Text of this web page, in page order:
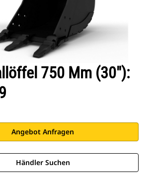
750 Mm (30″):
Angebot Anfragen
Händler Suchen